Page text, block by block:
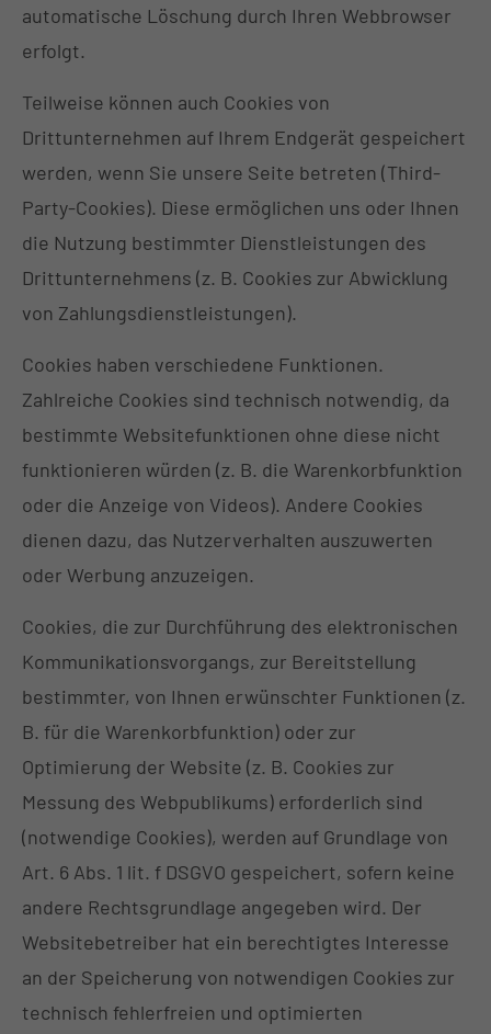
automatische Löschung durch Ihren Webbrowser
erfolgt.
Teilweise können auch Cookies von
Drittunternehmen auf Ihrem Endgerät gespeichert
werden, wenn Sie unsere Seite betreten (Third-
Party-Cookies). Diese ermöglichen uns oder Ihnen
die Nutzung bestimmter Dienstleistungen des
Drittunternehmens (z. B. Cookies zur Abwicklung
von Zahlungsdienstleistungen).
Cookies haben verschiedene Funktionen.
Zahlreiche Cookies sind technisch notwendig, da
bestimmte Websitefunktionen ohne diese nicht
funktionieren würden (z. B. die Warenkorbfunktion
oder die Anzeige von Videos). Andere Cookies
dienen dazu, das Nutzerverhalten auszuwerten
oder Werbung anzuzeigen.
Cookies, die zur Durchführung des elektronischen
Kommunikationsvorgangs, zur Bereitstellung
bestimmter, von Ihnen erwünschter Funktionen (z.
B. für die Warenkorbfunktion) oder zur
Optimierung der Website (z. B. Cookies zur
Messung des Webpublikums) erforderlich sind
(notwendige Cookies), werden auf Grundlage von
Art. 6 Abs. 1 lit. f DSGVO gespeichert, sofern keine
andere Rechtsgrundlage angegeben wird. Der
Websitebetreiber hat ein berechtigtes Interesse
an der Speicherung von notwendigen Cookies zur
technisch fehlerfreien und optimierten